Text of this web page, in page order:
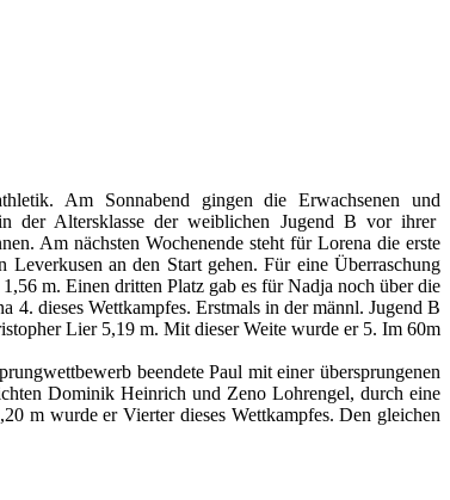
Am Sonnabend gingen die Erwachsenen und
der Altersklasse der weiblichen Jugend B vor ihrer
Am nächsten Wochenende steht für Lorena die erste
Leverkusen an den Start gehen. Für eine Überraschung
m. Einen dritten Platz gab es für Nadja noch über die
4. dieses Wettkampfes. Erstmals in der männl. Jugend B
Lier 5,19 m. Mit dieser Weite wurde er 5. Im 60m
beendete Paul mit einer übersprungenen
Dominik Heinrich und Zeno Lohrengel, durch eine
m wurde er Vierter dieses Wettkampfes. Den gleichen